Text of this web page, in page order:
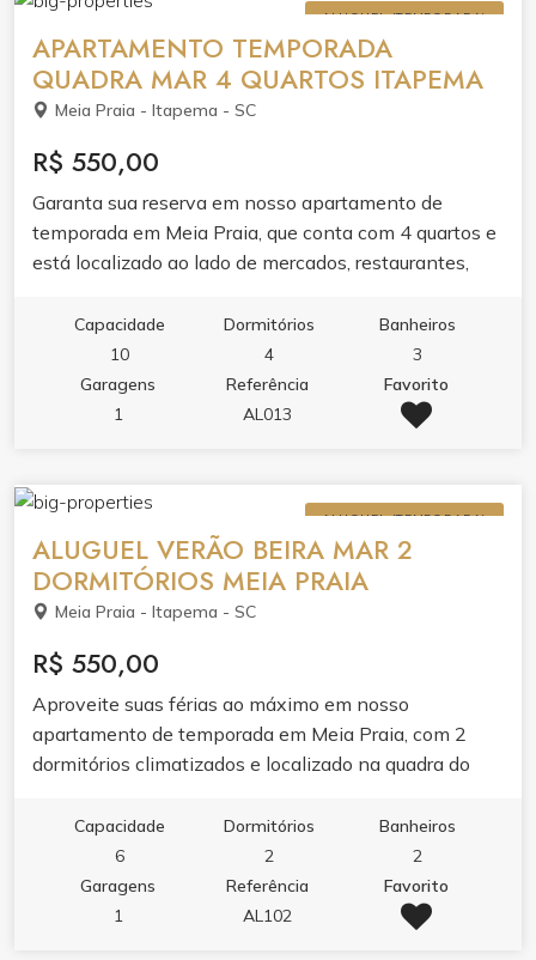
ALUGUEL (TEMPORADA)
APARTAMENTO TEMPORADA
QUADRA MAR 4 QUARTOS ITAPEMA
Meia Praia - Itapema - SC
R$ 550,00
Garanta sua reserva em nosso apartamento de
temporada em Meia Praia, que conta com 4 quartos e
está localizado ao lado de mercados, restaurantes,
Capacidade
10
Dormitórios
4
Banheiros
3
Garagens
1
Referência
AL013
Favorito
ALUGUEL (TEMPORADA)
ALUGUEL VERÃO BEIRA MAR 2
DORMITÓRIOS MEIA PRAIA
Meia Praia - Itapema - SC
R$ 550,00
Aproveite suas férias ao máximo em nosso
apartamento de temporada em Meia Praia, com 2
dormitórios climatizados e localizado na quadra do
pontos turísticos e comércios locais.
Capacidade
6
Dormitórios
2
Banheiros
2
Garagens
1
Referência
AL102
Favorito